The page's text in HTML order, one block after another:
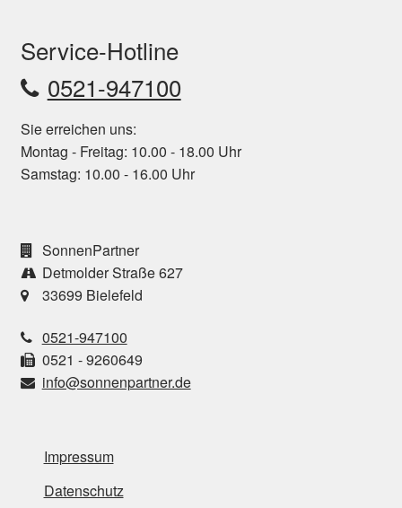
Service-Hotline
0521-947100
Sie erreichen uns:
Montag - Freitag: 10.00 - 18.00 Uhr
Samstag: 10.00 - 16.00 Uhr
SonnenPartner
Detmolder Straße 627
33699 Bielefeld
0521-947100
0521 - 9260649
info@sonnenpartner.de
Impressum
Datenschutz